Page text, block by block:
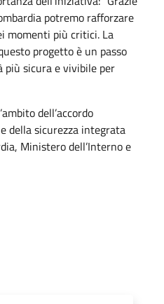
potremo rafforzare
momenti più critici. La
progetto è un passo
sicura e vivibile per
dell’accordo
della sicurezza integrata
Ministero dell’Interno e